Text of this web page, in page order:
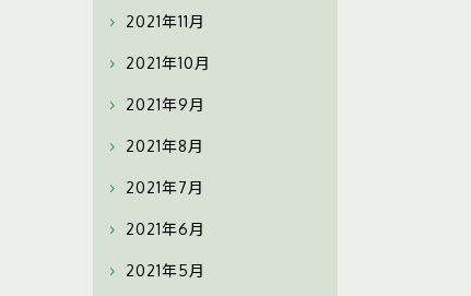
2021年11月
2021年10月
2021年9月
2021年8月
2021年7月
2021年6月
2021年5月